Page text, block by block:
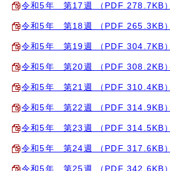
令和5年 第17週 （PDF 278.7KB）
令和5年 第18週 （PDF 265.3KB）
令和5年 第19週 （PDF 304.7KB）
令和5年 第20週 （PDF 308.2KB）
令和5年 第21週 （PDF 310.4KB）
令和5年 第22週 （PDF 314.9KB）
令和5年 第23週 （PDF 314.5KB）
令和5年 第24週 （PDF 317.6KB）
令和5年 第25週 （PDF 342.6KB）